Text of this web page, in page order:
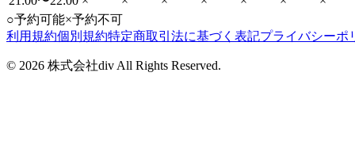
○予約可能×予約不可
利用規約個別規約特定商取引法に基づく表記プライバシーポ
© 2026 株式会社div All Rights Reserved.